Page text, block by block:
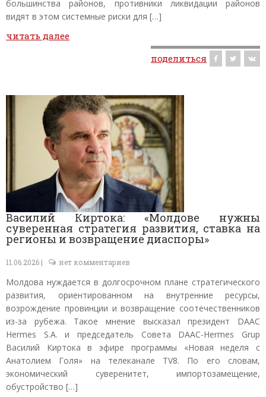
большинства районов, противники ликвидации районов
видят в этом системные риски для […]
читать далее
поделиться
Василий Киртока: «Молдове нужны
суверенная стратегия развития, ставка на
регионы и возвращение диаспоры»
11.06.2026 | нет комментариев
Молдова нуждается в долгосрочном плане стратегического
развития, ориентированном на внутренние ресурсы,
возрождение провинции и возвращение соотечественников
из-за рубежа. Такое мнение высказал президент DAAC
Hermes S.A. и председатель Совета DAAC-Hermes Grup
Василий Киртока в эфире программы «Новая неделя с
Анатолием Голя» на телеканале TV8. По его словам,
экономический суверенитет, импортозамещение,
обустройство […]